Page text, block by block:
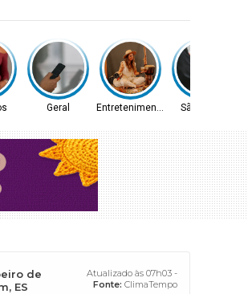
Geral Entretenimento São Paulo
de
ES
Atualizado às 07h03 -
Fonte: ClimaTempo